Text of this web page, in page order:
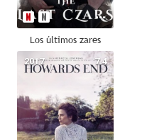
Los últimos zares
7.4
2017